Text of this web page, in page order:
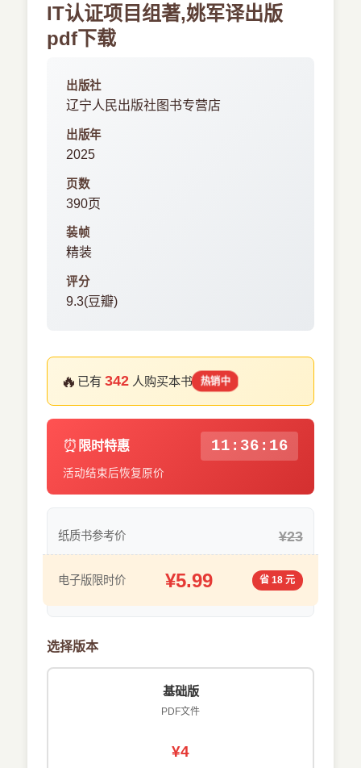
IT认证项目组著,姚军译出版
pdf下载
出版社
辽宁人民出版社图书专营店
出版年
2025
页数
390页
装帧
精装
评分
9.3(豆瓣)
🔥 已有342 人购买本书 热销中
⏰ 限时特惠 11:36:15
活动结束后恢复原价
纸质书参考价 ¥23
电子版限时价 ¥5.99 省 18 元
选择版本
基础版
PDF文件
¥4